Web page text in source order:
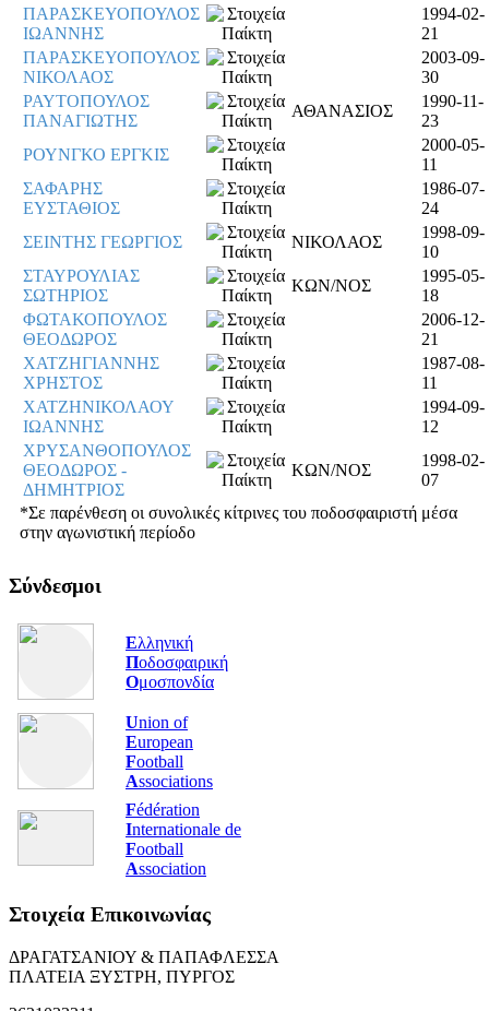
ΠΑΡΑΣΚΕΥΟΠΟΥΛΟΣ
ΙΩΑΝΝΗΣ
1994-02-
21
ΠΑΡΑΣΚΕΥΟΠΟΥΛΟΣ
ΝΙΚΟΛΑΟΣ
2003-09-
30
ΡΑΥΤΟΠΟΥΛΟΣ
ΠΑΝΑΓΙΩΤΗΣ
ΑΘΑΝΑΣΙΟΣ
1990-11-
23
ΡΟΥΝΓΚΟ ΕΡΓΚΙΣ
2000-05-
11
ΣΑΦΑΡΗΣ
ΕΥΣΤΑΘΙΟΣ
1986-07-
24
ΣΕΙΝΤΗΣ ΓΕΩΡΓΙΟΣ
ΝΙΚΟΛΑΟΣ
1998-09-
10
ΣΤΑΥΡΟΥΛΙΑΣ
ΣΩΤΗΡΙΟΣ
ΚΩΝ/ΝΟΣ
1995-05-
18
ΦΩΤΑΚΟΠΟΥΛΟΣ
ΘΕΟΔΩΡΟΣ
2006-12-
21
ΧΑΤΖΗΓΙΑΝΝΗΣ
ΧΡΗΣΤΟΣ
1987-08-
11
ΧΑΤΖΗΝΙΚΟΛΑΟΥ
ΙΩΑΝΝΗΣ
1994-09-
12
ΧΡΥΣΑΝΘΟΠΟΥΛΟΣ
ΘΕΟΔΩΡΟΣ -
ΔΗΜΗΤΡΙΟΣ
ΚΩΝ/ΝΟΣ
1998-02-
07
*Σε παρένθεση οι συνολικές κίτρινες του ποδοσφαιριστή μέσα
στην αγωνιστική περίοδο
Σύνδεσμοι
Ελληνική
Ποδοσφαιρική
Ομοσπονδία
Union of
European
Football
Associations
Fédération
Internationale de
Football
Association
Στοιχεία Επικοινωνίας
ΔΡΑΓΑΤΣΑΝΙΟΥ & ΠΑΠΑΦΛΕΣΣΑ
ΠΛΑΤΕΙΑ ΞΥΣΤΡΗ, ΠΥΡΓΟΣ